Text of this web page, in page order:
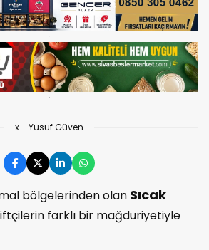
x - Yusuf Güven
bölgelerinden olan Sıcak
farklı bir mağduriyetiyle